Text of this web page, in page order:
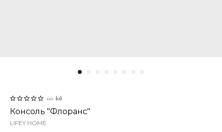
0.0 (0)
Консоль "Флоранс"
LIFEY HOME